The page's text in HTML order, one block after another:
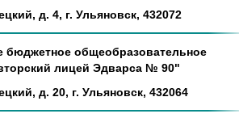
д. 4, г. Ульяновск, 432072
бюджетное общеобразовательное
лицей Эдварса № 90"
д. 20, г. Ульяновск, 432064